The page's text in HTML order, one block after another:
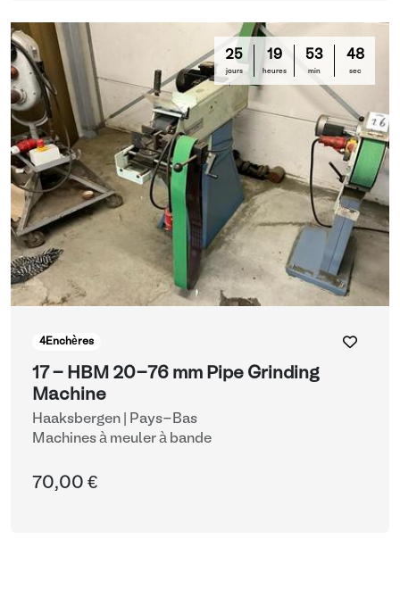
25
jours
19
heures
53
min
47
sec
4Enchères
17 - HBM 20-76 mm Pipe Grinding
Machine
Haaksbergen | Pays-Bas
Machines à meuler à bande
70,00 €